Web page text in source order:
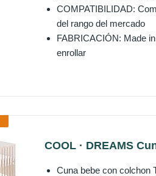
COMPATIBILIDAD:
del rango del mercado
FABRICACIÓN: Made
enrollar
COOL · DREAMS
Cuna bebe con colchon